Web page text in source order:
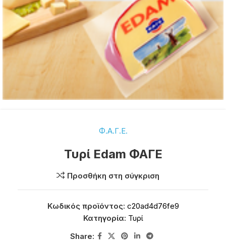
Φ.Α.Γ.Ε.
Τυρί Edam ΦΑΓΕ
Προσθήκη στη σύγκριση
Κωδικός προϊόντος: c20ad4d76fe9
Κατηγορία: Τυρί
Share: